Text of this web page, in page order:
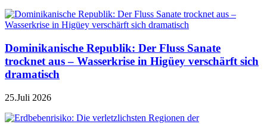
Dominikanische Republik: Der Fluss Sanate
trocknet aus – Wasserkrise in Higüey verschärft sich
dramatisch
25.Juli 2026